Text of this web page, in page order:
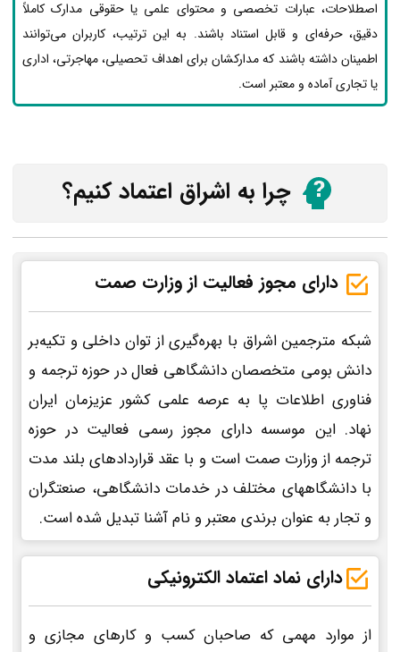
اصطلاحات، عبارات تخصصی و محتوای علمی یا حقوقی مدارک کاملاً
دقیق، حرفه‌ای و قابل استناد باشند. به این ترتیب، کاربران می‌توانند
اطمینان داشته باشند که مدارکشان برای اهداف تحصیلی، مهاجرتی، اداری
یا تجاری آماده و معتبر است.
چرا به اشراق اعتماد کنیم؟
دارای مجوز فعالیت از وزارت صمت
شبکه مترجمین اشراق با بهره‌گیری از توان داخلی و تکیه‌بر
دانش بومی متخصصان دانشگاهی فعال در حوزه ترجمه و
فناوری اطلاعات پا به عرصه علمی کشور عزیزمان ایران
نهاد. این موسسه دارای مجوز رسمی فعالیت در حوزه
ترجمه از وزارت صمت است و با عقد قراردادهای بلند مدت
با دانشگاههای مختلف در خدمات دانشگاهی، صنعتگران
و تجار به عنوان برندی معتبر و نام آشنا تبدیل شده است.
دارای نماد اعتماد الکترونیکی
از موارد مهمی که صاحبان کسب و کارهای مجازی و